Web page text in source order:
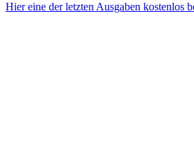
Hier eine der letzten Ausgaben kostenlos